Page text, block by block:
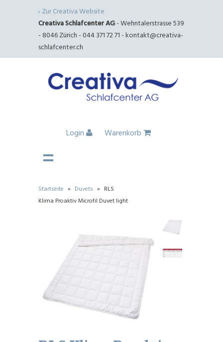
‹ Zur Creativa Website
Creativa Schlafcenter AG- Wehntalerstrasse 539
- 8046 Zürich - 044 371 72 71 -kontakt@creativa-
schlafcenter.ch
Login Warenkorb
Startseite » Duvets » RLS
Klima Proaktiv Microfil Duvet light